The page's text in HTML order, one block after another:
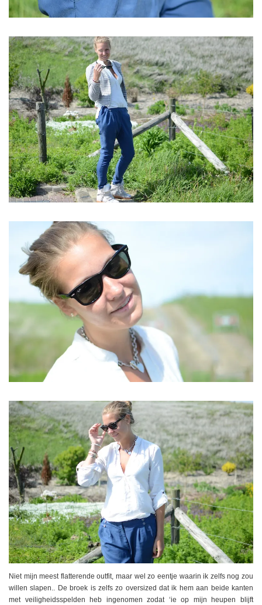
Niet mijn meest flatterende outfit, maar wel zo eentje waarin ik zelfs nog zou
willen slapen.. De broek is zelfs zo oversized dat ik hem aan beide kanten
met veiligheidsspelden heb ingenomen zodat ‘ie op mijn heupen blijft